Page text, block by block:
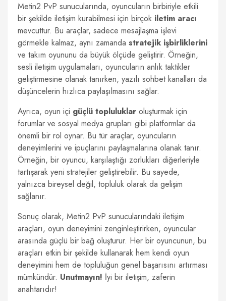
Metin2 PvP sunucularında, oyuncuların birbiriyle etkili
bir şekilde iletişim kurabilmesi için birçok iletim aracı
mevcuttur. Bu araçlar, sadece mesajlaşma işlevi
görmekle kalmaz, aynı zamanda stratejik işbirliklerini
ve takım oyununu da büyük ölçüde geliştirir. Örneğin,
sesli iletişim uygulamaları, oyuncuların anlık taktikler
geliştirmesine olanak tanırken, yazılı sohbet kanalları da
düşüncelerin hızlıca paylaşılmasını sağlar.
Ayrıca, oyun içi güçlü topluluklar oluşturmak için
forumlar ve sosyal medya grupları gibi platformlar da
önemli bir rol oynar. Bu tür araçlar, oyuncuların
deneyimlerini ve ipuçlarını paylaşmalarına olanak tanır.
Örneğin, bir oyuncu, karşılaştığı zorlukları diğerleriyle
tartışarak yeni stratejiler geliştirebilir. Bu sayede,
yalnızca bireysel değil, topluluk olarak da gelişim
sağlanır.
Sonuç olarak, Metin2 PvP sunucularındaki iletişim
araçları, oyun deneyimini zenginleştirirken, oyuncular
arasında güçlü bir bağ oluşturur. Her bir oyuncunun, bu
araçları etkin bir şekilde kullanarak hem kendi oyun
deneyimini hem de topluluğun genel başarısını artırması
mümkündür. Unutmayın! İyi bir iletişim, zaferin
anahtarıdır!